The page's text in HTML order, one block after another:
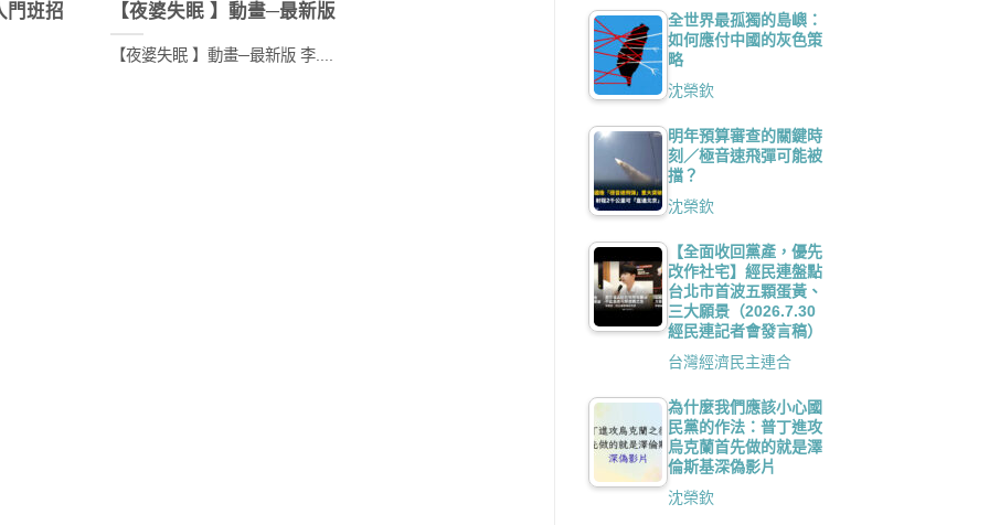
門班招
【夜婆失眠 】動畫─最新版
【夜婆失眠 】動畫─最新版 李....
全世界最孤獨的島嶼：
如何應付中國的灰色策
略
沈榮欽
明年預算審查的關鍵時
刻／極音速飛彈可能被
擋？
沈榮欽
【全面收回黨產，優先
改作社宅】經民連盤點
台北市首波五顆蛋黃、
三大願景（2026.7.30
經民連記者會發言稿）
台灣經濟民主連合
為什麼我們應該小心國
民黨的作法：普丁進攻
烏克蘭首先做的就是澤
倫斯基深偽影片
沈榮欽